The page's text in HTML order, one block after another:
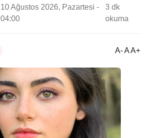
10 Ağustos 2026, Pazartesi -
04:00
3 dk
okuma
A- A A+